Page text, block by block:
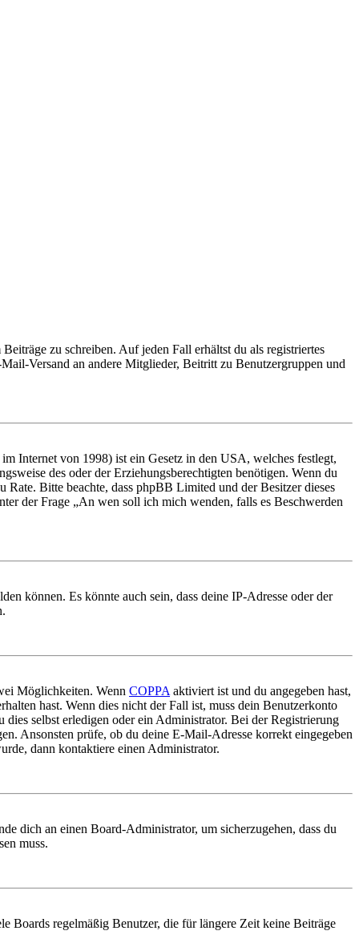
zu schreiben. Auf jeden Fall erhältst du als registriertes
Versand an andere Mitglieder, Beitritt zu Benutzergruppen und
Internet von 1998) ist ein Gesetz in den USA, welches festlegt,
des oder der Erziehungsberechtigten benötigen. Wenn du
Bitte beachte, dass phpBB Limited und der Besitzer dieses
der Frage „An wen soll ich mich wenden, falls es Beschwerden
können. Es könnte auch sein, dass deine IP-Adresse oder der
Möglichkeiten. Wenn COPPA aktiviert ist und du angegeben hast,
hast. Wenn dies nicht der Fall ist, muss dein Benutzerkonto
selbst erledigen oder ein Administrator. Bei der Registrierung
Ansonsten prüfe, ob du deine E-Mail-Adresse korrekt eingegeben
dann kontaktiere einen Administrator.
dich an einen Board-Administrator, um sicherzugehen, dass du
muss.
Boards regelmäßig Benutzer, die für längere Zeit keine Beiträge